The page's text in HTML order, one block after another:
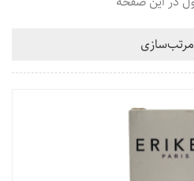
مرتب‌سازی